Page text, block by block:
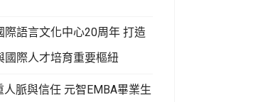
際語言文化中心20周年 打造
國際人才培育重要樞紐
人脈與信任 元智EMBA畢業生